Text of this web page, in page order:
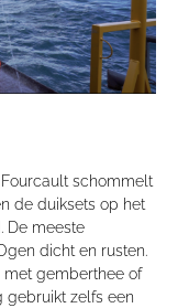
Fourcault schommelt
de duiksets op het
De meeste
dicht en rusten.
met gemberthee of
gebruikt zelfs een